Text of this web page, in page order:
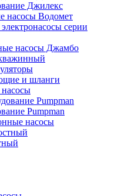
Джилекс
насосы Водомет
серии
насосы Джамбо
и шланги
Pumpman
насосы